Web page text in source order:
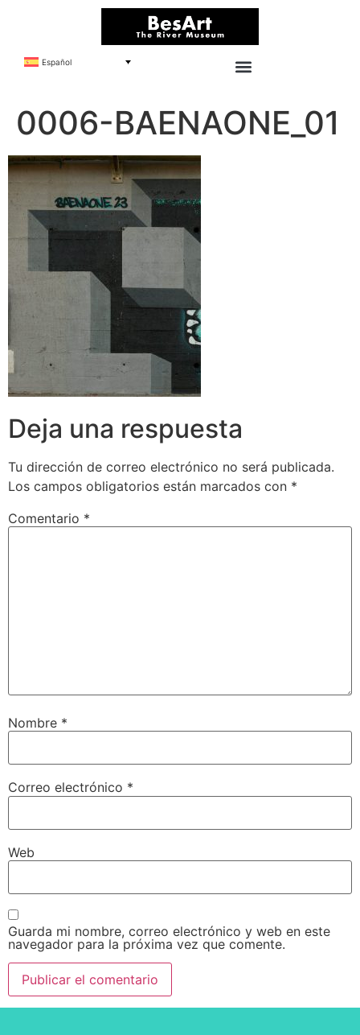
Español
0006-BAENAONE_01
Deja una respuesta
Tu dirección de correo electrónico no será publicada.
Los campos obligatorios están marcados con *
Comentario *
Nombre *
Correo electrónico *
Web
Guarda mi nombre, correo electrónico y web en este
navegador para la próxima vez que comente.